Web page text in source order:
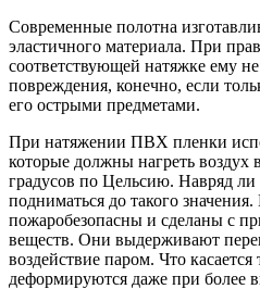
Современные полотна
эластичного материала. При
соответствующей натяжке ему
повреждения, конечно, если
его острыми предметами.
При натяжении ПВХ пленки
которые должны нагреть
градусов по Цельсию. Навряд ли
подниматься до такого
пожаробезопасны и сделаны с
веществ. Они выдерживают
воздействие паром. Что
деформируются даже при более